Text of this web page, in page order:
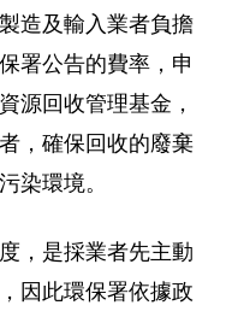
造及輸入業者負擔
署公告的費率，申
源回收管理基金，
，確保回收的廢棄
染環境。
，是採業者先主動
因此環保署依據政